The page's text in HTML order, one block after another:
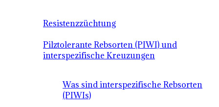
Resistenzzüchtung
Pilztolerante Rebsorten (PIWI) und
interspezifische Kreuzungen
Was sind interspezifische Rebsorten
(PIWIs)